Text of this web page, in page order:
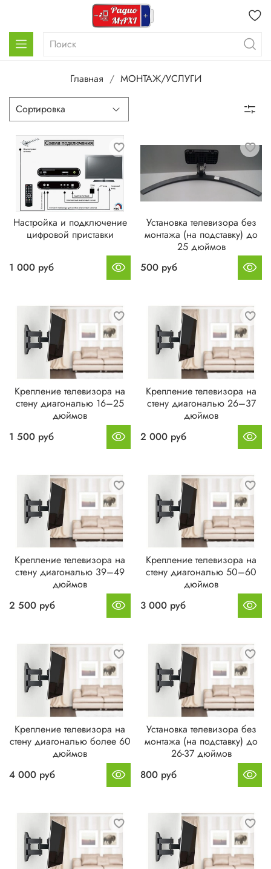
Главная МОНТАЖ/УСЛУГИ
Настройка и подключение
цифровой приставки
1 000 руб
Установка телевизора без
монтажа (на подставку) до
25 дюймов
500 руб
Крепление телевизора на
стену диагональю 16–25
дюймов
1 500 руб
Крепление телевизора на
стену диагональю 26–37
дюймов
2 000 руб
Крепление телевизора на
стену диагональю 39–49
дюймов
2 500 руб
Крепление телевизора на
стену диагональю 50–60
дюймов
3 000 руб
Крепление телевизора на
стену диагональю более 60
дюймов
4 000 руб
Установка телевизора без
монтажа (на подставку) до
26-37 дюймов
800 руб